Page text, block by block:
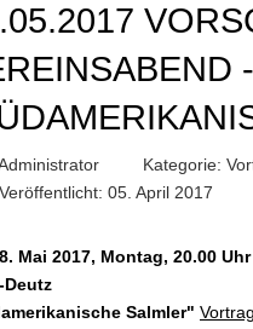
Kategorie:
Veröffentlicht: 05. April 2017
Mai 2017, Montag, 20.00
Deutz
Salmler"